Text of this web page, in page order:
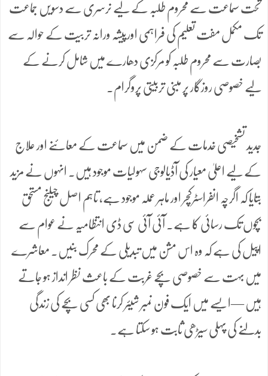
تحت سماعت سے محروم طلبہ کے لیے نرسری سے دسویں جماعت
تک مکمل مفت تعلیم کی فراہمی اورپیشہ ورانہ تربیت کے حوالہ سے
بصارت سے محروم طلبہ کو مرکزی دھارے میں شامل کرنے کے
لیے خصوصی روزگار پر مبنی تربیتی پروگرام۔
جدید تشخیصی خدمات کے ضمن میں سماعت کے معائنے اور علاج
کے لیے اعلیٰ معیار کی آڈیالوجی سہولیات موجود ہیں۔ انہوں نے مزید
بتایا کہ اگرچہ انفراسٹرکچر اور ماہر عملہ موجود ہے، تاہم اصل چیلنج مستحق
بچوں تک رسائی کا ہے۔ آئی آئی سی ڈی انتظامیہ نے عوام سے
اپیل کی ہے کہ وہ اس مشن میں تبدیلی کے محرک بنیں۔ معاشرے
میں بہت سے خصوصی بچے غربت کے باعث نظر انداز ہو جاتے
ہیں —ایسے میں ایک فون نمبر شیئر کرنا بھی کسی بچے کی زندگی
بدلنے کی پہلی سیڑھی ثابت ہو سکتا ہے۔